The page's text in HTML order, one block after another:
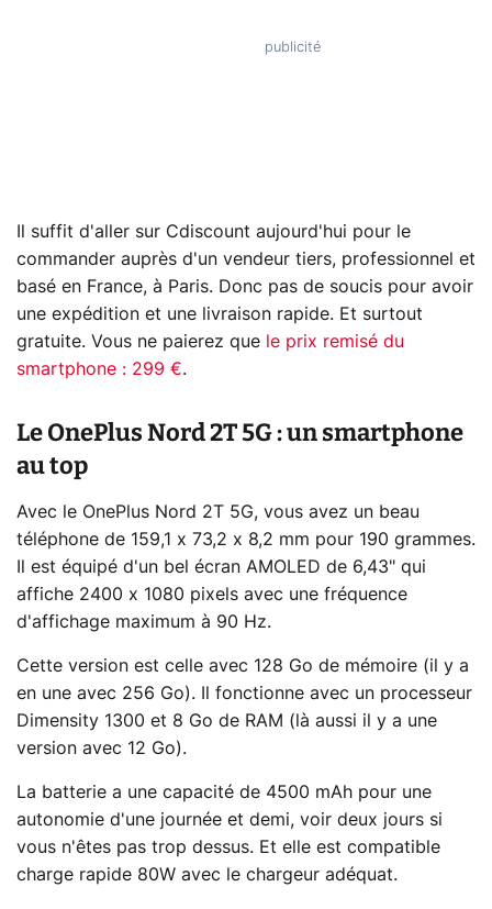
Il suffit d'aller sur Cdiscount aujourd'hui pour le
commander auprès d'un vendeur tiers, professionnel et
basé en France, à Paris. Donc pas de soucis pour avoir
une expédition et une livraison rapide. Et surtout
gratuite. Vous ne paierez que le prix remisé du
smartphone : 299 €.
Le OnePlus Nord 2T 5G : un smartphone
au top
Avec le OnePlus Nord 2T 5G, vous avez un beau
téléphone de 159,1 x 73,2 x 8,2 mm pour 190 grammes.
Il est équipé d'un bel écran AMOLED de 6,43" qui
affiche 2400 x 1080 pixels avec une fréquence
d'affichage maximum à 90 Hz.
Cette version est celle avec 128 Go de mémoire (il y a
en une avec 256 Go). Il fonctionne avec un processeur
Dimensity 1300 et 8 Go de RAM (là aussi il y a une
version avec 12 Go).
La batterie a une capacité de 4500 mAh pour une
autonomie d'une journée et demi, voir deux jours si
vous n'êtes pas trop dessus. Et elle est compatible
charge rapide 80W avec le chargeur adéquat.